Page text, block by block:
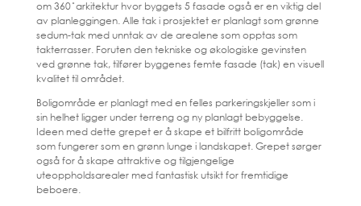
om 360 ̊ arkitektur hvor byggets 5 fasade også er en viktig del
av planleggingen. Alle tak i prosjektet er planlagt som grønne
sedum-tak med unntak av de arealene som opptas som
takterrasser. Foruten den tekniske og økologiske gevinsten
ved grønne tak, tilfører byggenes femte fasade (tak) en visuell
kvalitet til området.
Boligområde er planlagt med en felles parkeringskjeller som i
sin helhet ligger under terreng og ny planlagt bebyggelse.
Ideen med dette grepet er å skape et bilfritt boligområde
som fungerer som en grønn lunge i landskapet. Grepet sørger
også for å skape attraktive og tilgjengelige
uteoppholdsarealer med fantastisk utsikt for fremtidige
beboere.